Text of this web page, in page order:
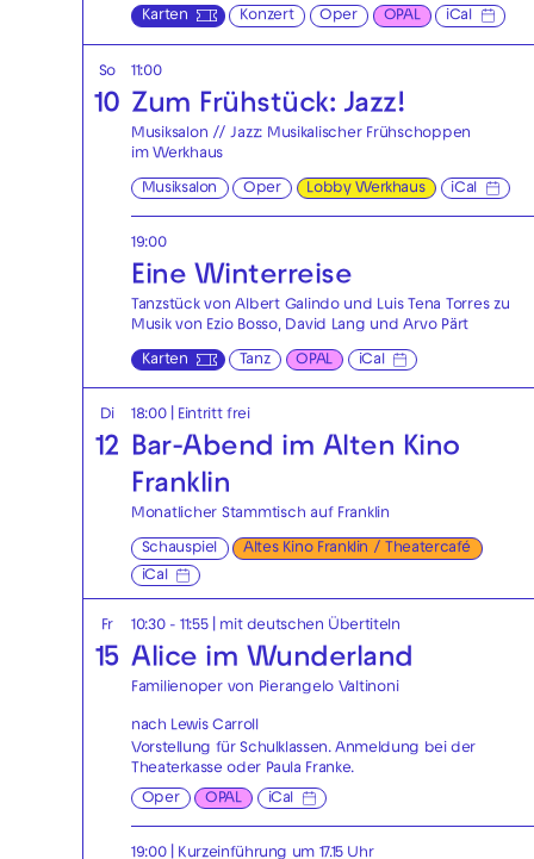
Karten Konzert Oper OPAL iCal
So
10
11:00
Zum Frühstück: Jazz!
Musiksalon // Jazz: Musikalischer Frühschoppen
im Werkhaus
Musiksalon Oper Lobby Werkhaus iCal
19:00
Eine Winterreise
Tanzstück von Albert Galindo und Luis Tena Torres zu
Musik von Ezio Bosso, David Lang und Arvo Pärt
Karten Tanz OPAL iCal
Di
12
18:00| Eintritt frei
Bar-Abend im Alten Kino
Franklin
Monatlicher Stammtisch auf Franklin
Schauspiel
Altes Kino Franklin / Theatercafé
iCal
Fr
15
10:30 - 11:55| mit deutschen Übertiteln
Alice im Wunderland
Familienoper von Pierangelo Valtinoni
nach Lewis Carroll
Vorstellung für Schulklassen. Anmeldung bei der
Theaterkasseoder Paula Franke.
Oper OPAL iCal
19:00 | Kurzeinführung um 17.15 Uhr